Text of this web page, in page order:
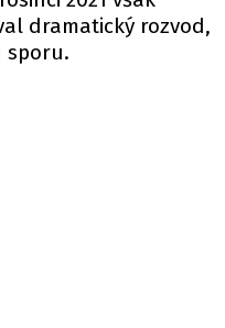
dramatický rozvod,
sporu.